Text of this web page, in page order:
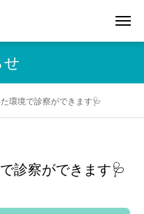
せ
環境で診察ができます🩺
診察ができます🩺